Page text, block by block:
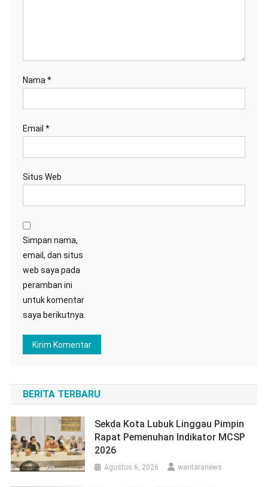
Nama *
Email *
Situs Web
Simpan nama,
email, dan situs
web saya pada
peramban ini
untuk komentar
saya berikutnya.
BERITA TERBARU
Sekda Kota Lubuk Linggau Pimpin
Rapat Pemenuhan Indikator MCSP
2026
Agustus 6, 2026 wantaranews